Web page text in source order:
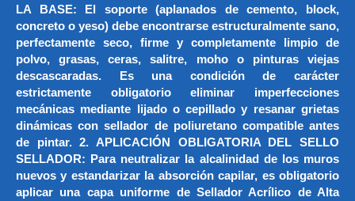
LA BASE: El soporte (aplanados de cemento, block,
concreto o yeso) debe encontrarse estructuralmente sano,
perfectamente seco, firme y completamente limpio de
polvo, grasas, ceras, salitre, moho o pinturas viejas
descascaradas. Es una condición de carácter
estrictamente obligatorio eliminar imperfecciones
mecánicas mediante lijado o cepillado y resanar grietas
dinámicas con sellador de poliuretano compatible antes
de pintar. 2. APLICACIÓN OBLIGATORIA DEL SELLO
SELLADOR: Para neutralizar la alcalinidad de los muros
nuevos y estandarizar la absorción capilar, es obligatorio
aplicar una capa uniforme de Sellador Acrílico de Alta